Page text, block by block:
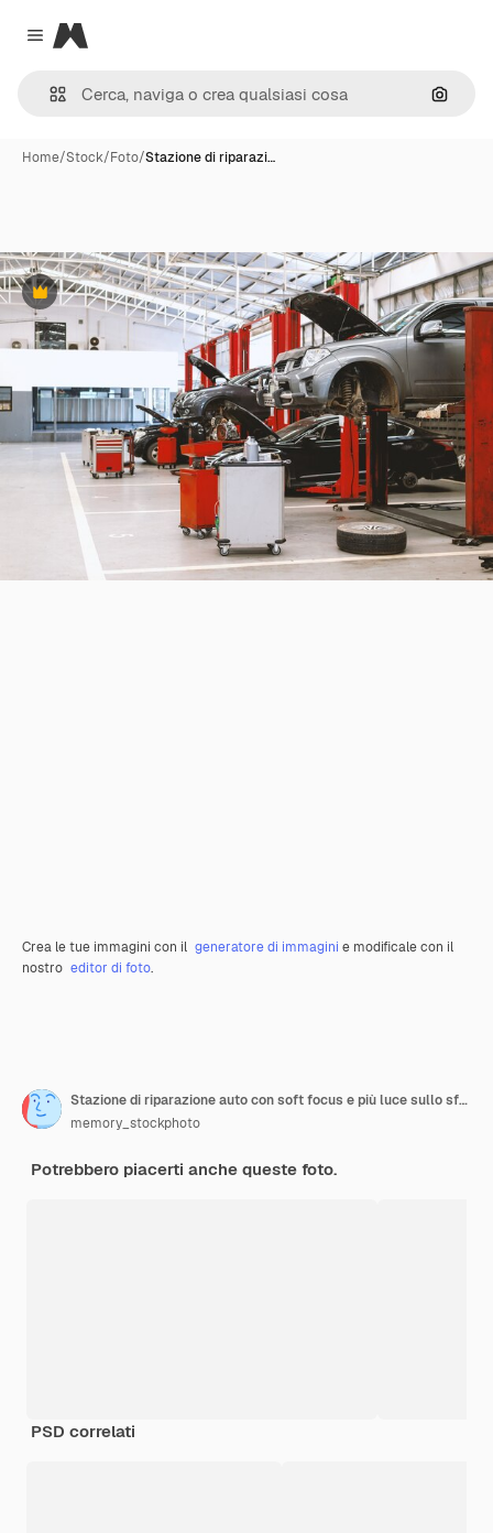
Close menu
Magnific
Cerca
Home/Stock/Foto/Stazione di riparazi…
Premium
Crea le tue immagini con il generatore di immagini e modificale con il
nostro editor di foto.
Stazione di riparazione auto con soft focus e più luce sullo sfondo
memory_stockphoto
Potrebbero piacerti anche queste foto.
PSD correlati